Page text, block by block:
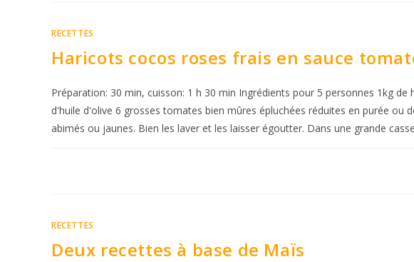
RECETTES
Haricots cocos roses frais en sauce
Préparation: 30 min, cuisson: 1 h 30 min Ingrédients pour 5 personnes 1kg
d'huile d'olive 6 grosses tomates bien mûres épluchées réduites en purée
abimés ou jaunes. Bien les laver et les laisser égoutter. Dans une grande
RECETTES
Deux recettes à base de Maïs